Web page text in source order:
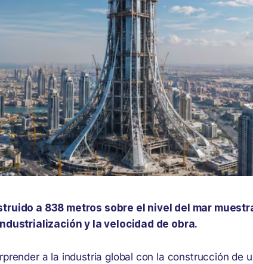
a 838 metros sobre el nivel del mar
y la velocidad de obra.
a la industria global con la construcción de